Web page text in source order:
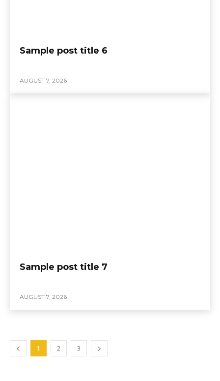
Sample post title 6
AUGUST 7, 2026
Sample post title 7
AUGUST 7, 2026
1 2 3